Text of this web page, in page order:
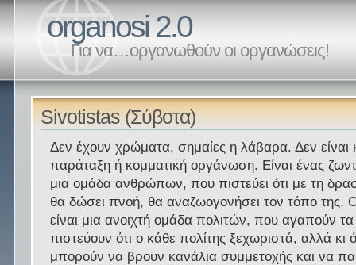
organosi 2.0
Για να…οργανωθούν οι οργανώσεις!
Sivotistas (Σύβοτα)
Δεν έχουν χρώματα, σημαίες η λάβαρα. Δεν είναι
παράταξη ή κομματική οργάνωση. Είναι ένας
μια ομάδα ανθρώπων, που πιστεύει ότι με τη
θα δώσει πνοή, θα αναζωογονήσει τον τόπο της.
είναι μια ανοιχτή ομάδα πολιτών, που αγαπούν
πιστεύουν ότι ο κάθε πολίτης ξεχωριστά, αλλά κι
μπορούν να βρουν κανάλια συμμετοχής και να